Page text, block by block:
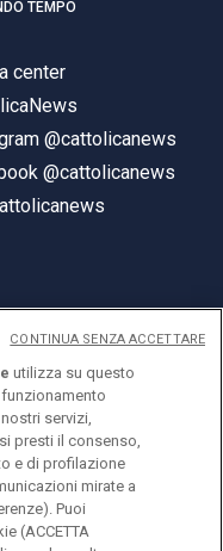
TEMPO
center
@cattolicanews
@cattolicanews
utilizza su questo
servizi,
presti il consenso,
e di profilazione
mirate a
Puoi
(ACCETTA
CONTINUA SENZA ACCETTARE